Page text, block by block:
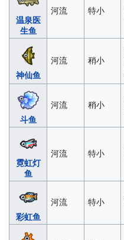
温泉医
生鱼
河流 特小
神仙鱼
河流 稍小
斗鱼
河流 稍小
霓虹灯
鱼
河流 特小
彩虹鱼
河流 特小